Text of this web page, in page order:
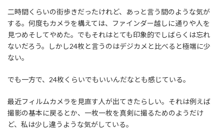
二時間くらいの街歩きだったけれど、あっと言う間のような気が
する。何度もカメラを構えては、ファインダー越しに通りや人を
見つめそしてやめた。でもそれはとても印象的でしばらくは忘れ
ないだろう。しかし24枚と言うのはデジカメと比べると極端に少
ない。
でも一方で、24枚くらいでもいいんだなとも感じている。
最近フィルムカメラを見直す人が出てきたらしい。それは例えば
撮影の基本に戻るとか、一枚一枚を真剣に撮るためのようだけ
ど、私は少し違うような気がしている。